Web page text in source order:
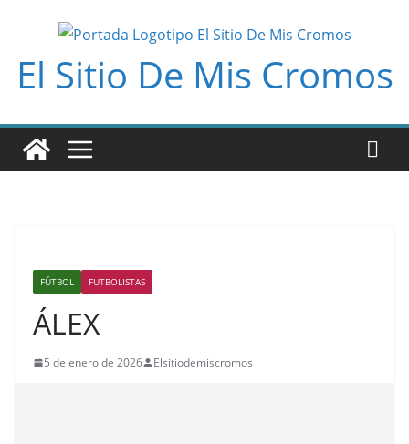
contenido
El Sitio De Mis Cromos
FÚTBOL FUTBOLISTAS
ÁLEX
5 de enero de 2026 Elsitiodemiscromos